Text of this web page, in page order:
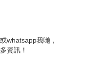
whatsapp我哋，
資訊！